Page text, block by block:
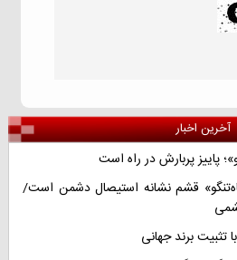
آخرین اخبار
پاییز پربارش در راه است
قشم نشانه استیصال دشمن است/
تثبیت برند جهانی